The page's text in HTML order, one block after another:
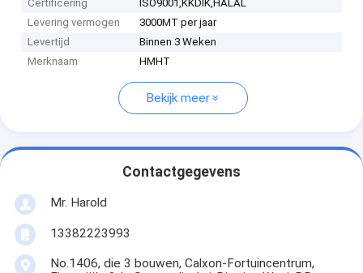
Certificering
ISO9001,KKDIK,HALAL
Levering vermogen
3000MT per jaar
Levertijd
Binnen 3 Weken
Merknaam
HMHT
Bekijk meer
Contactgegevens
Mr. Harold
13382223993
No.1406, die 3 bouwen, Calxon-Fortuincentrum,